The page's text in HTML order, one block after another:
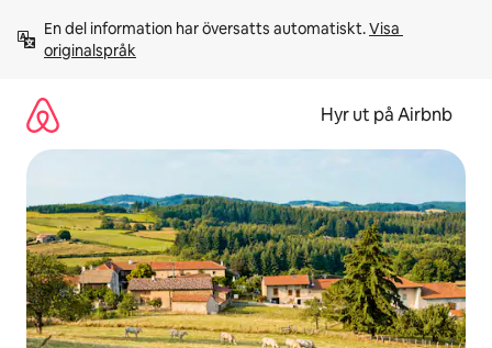
innehåll
En del information har översatts automatiskt. Visa
originalspråk
Hyr ut på Airbnb